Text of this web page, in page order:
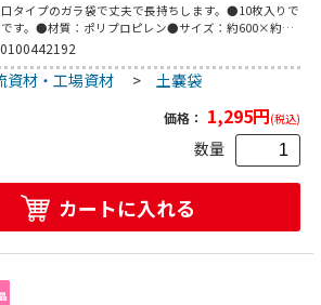
タイプのガラ袋で丈夫で長持ちします。●10枚入りで
す。●材質：ポリプロピレン●サイズ：約600×約
入数：10枚入●こちらの商品は事業者様向け商品
資材・工場資材 > 土嚢袋
価格： 1,295円(税込)
数量
カートに入れる